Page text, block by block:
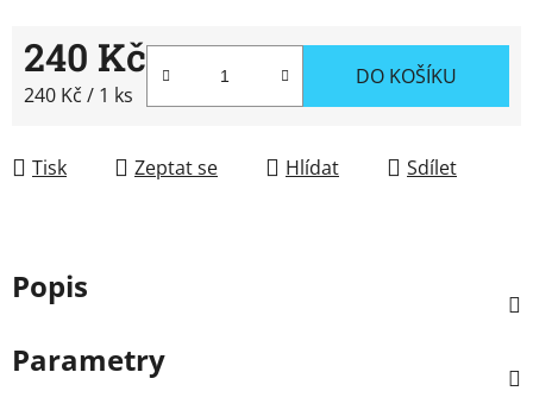
240 Kč
Měrná cena:
240 Kč / 1 ks
DO KOŠÍKU
Tisk Zeptat se Hlídat Sdílet
Popis
Parametry